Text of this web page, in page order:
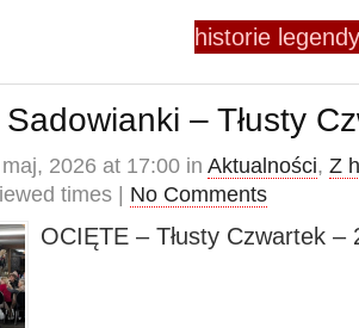
historie
– Tłusty
2026 at 17:00 in Aktualności, Z
times | No Comments
OCIĘTE – Tłusty Czwartek